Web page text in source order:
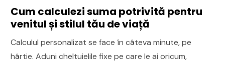
Cum calculezi suma potrivită pentru
venitul și stilul tău de viață
Calculul personalizat se face în câteva minute, pe
hârtie. Aduni cheltuielile fixe pe care le ai oricum,